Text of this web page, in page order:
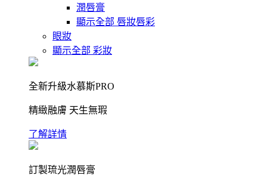
潤唇膏
顯示全部 唇妝唇彩
眼妝
顯示全部 彩妝
全新升級水慕斯PRO
精緻融膚 天生無瑕
了解詳情
訂製琉光潤唇膏